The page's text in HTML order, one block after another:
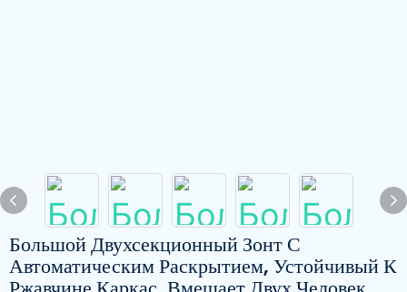
Большой Двухсекционный Зонт С
Автоматическим Раскрытием, Устойчивый К